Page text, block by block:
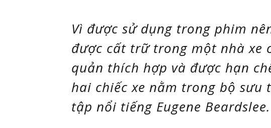
Vì được sử dụng trong phim
được cất trữ trong một nhà xe
quản thích hợp và được hạn
hai chiếc xe nằm trong bộ sưu
tập nổi tiếng Eugene Beardslee.